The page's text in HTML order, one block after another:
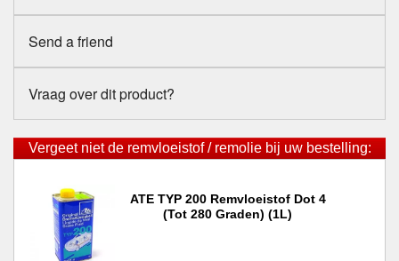
Send a friend
Vraag over dit product?
Vergeet niet de remvloeistof / remolie bij uw bestelling:
ATE TYP 200 Remvloeistof Dot 4
(tot 280 Graden) (1L)